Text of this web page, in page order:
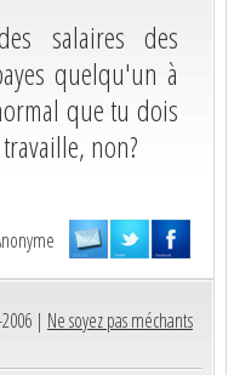
salaires des
quelqu'un à
que tu dois
non?
| Ne soyez pas méchants